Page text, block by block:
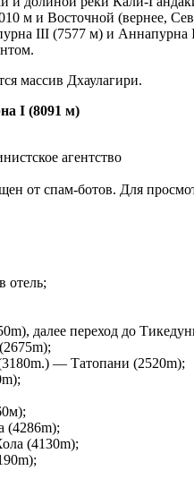
м и Восточной (вернее,
III (7577 м) и Аннапурна
массив Дхаулагири.
I (8091 м)
агентство
от спам-ботов. Для
отель;
далее переход до
— Татопани (2520m);
(4286m);
(4130m);